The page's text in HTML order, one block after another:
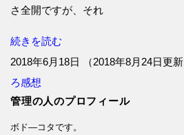
さ全開ですが、それ
続きを読む
2018年6月18日
（2018年8月24日更新
ろ感想
管理の人のプロフィール
ボド―コタです。